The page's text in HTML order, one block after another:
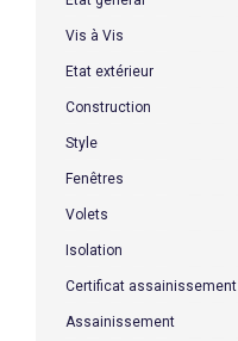
Vis à Vis
Etat extérieur
Construction
Style
Fenêtres
Volets
Isolation
Certificat assainissement
Assainissement